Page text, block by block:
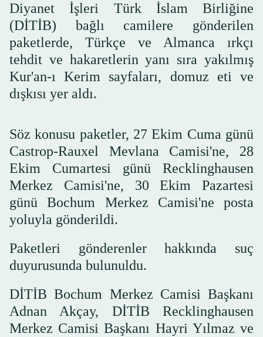
Diyanet İşleri Türk İslam Birliğine
(DİTİB) bağlı camilere gönderilen
paketlerde, Türkçe ve Almanca ırkçı
tehdit ve hakaretlerin yanı sıra yakılmış
Kur'an-ı Kerim sayfaları, domuz eti ve
dışkısı yer aldı.
Söz konusu paketler, 27 Ekim Cuma günü
Castrop-Rauxel Mevlana Camisi'ne, 28
Ekim Cumartesi günü Recklinghausen
Merkez Camisi'ne, 30 Ekim Pazartesi
günü Bochum Merkez Camisi'ne posta
yoluyla gönderildi.
Paketleri gönderenler hakkında suç
duyurusunda bulunuldu.
DİTİB Bochum Merkez Camisi Başkanı
Adnan Akçay, DİTİB Recklinghausen
Merkez Camisi Başkanı Hayri Yılmaz ve